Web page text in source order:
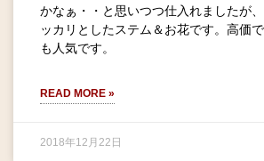
かなぁ・・と思いつつ仕入れましたが
ッカリとしたステム＆お花です。高価
も人気です。
READ MORE »
2018年12月22日